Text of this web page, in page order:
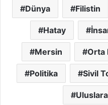
Dünya Filistin
Hatay
Mersin Orta
Politika Sivil